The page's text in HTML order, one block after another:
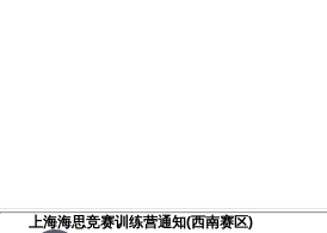
上海海思竞赛训练营通知(西南赛区)